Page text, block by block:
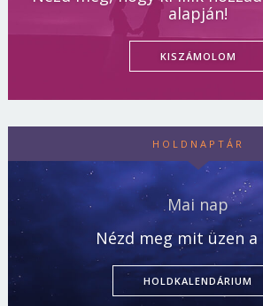
alapján!
KISZÁMOLOM
HOLDNAPTÁR
Mai nap
Nézd meg mit üzen a
HOLDKALENDÁRIUM